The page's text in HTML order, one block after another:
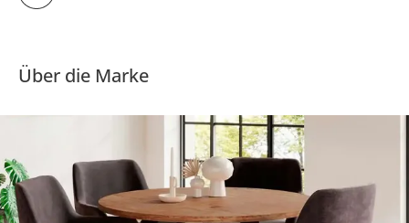
Über die Marke